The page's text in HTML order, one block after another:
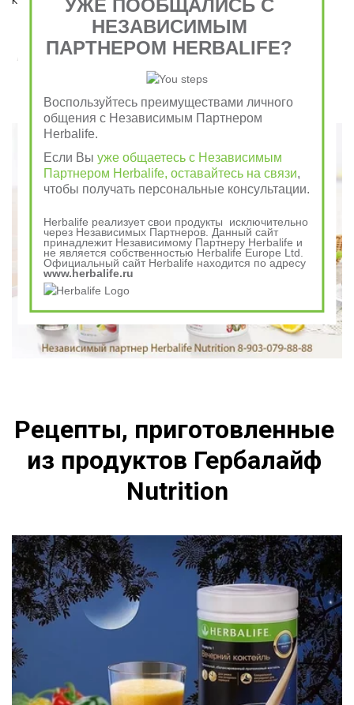
Завтрак съешь сам, обед раздели с другом, ужин
Говорили в древности
Рецепты, приготовленные
из продуктов Гербалайф
Nutrition
УЖЕ ПООБЩАЛИСЬ С
НЕЗАВИСИМЫМ
ПАРТНЕРОМ HERBALIFE?
Воспользуйтесь преимуществами личного
общения с Независимым Партнером
Herbalife.
Если Выуже общаетесь с Независимым
Партнером Herbalife, оставайтесь на связи,
чтобы получать персональные консультации.
Herbalife реализует свои продукты исключительно
через Независимых Партнеров. Данный сайт
принадлежит Независимому Партнеру Herbalife и
не является собственностью Herbalife Europe Ltd.
Официальный сайт Herbalife находится по адресу
www.herbalife.ru